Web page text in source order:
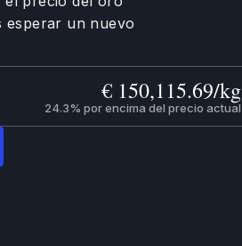
esperar un nuevo
€ 150,115.69/kg
24.3% por encima del precio actual